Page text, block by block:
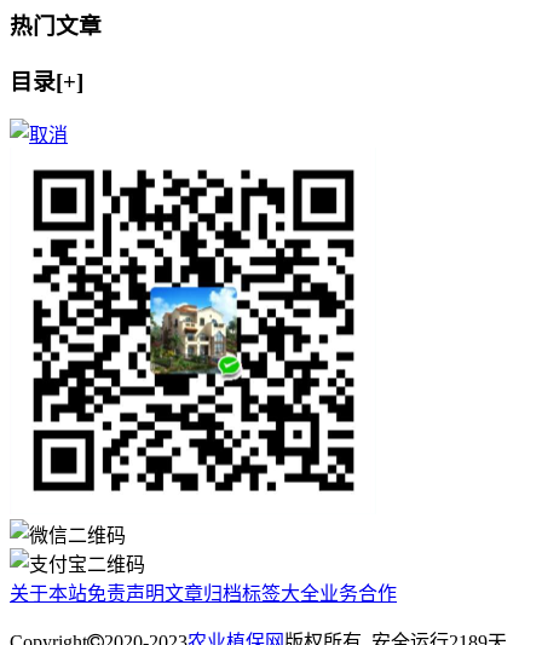
热门文章
目录[+]
关于本站免责声明文章归档标签大全业务合作